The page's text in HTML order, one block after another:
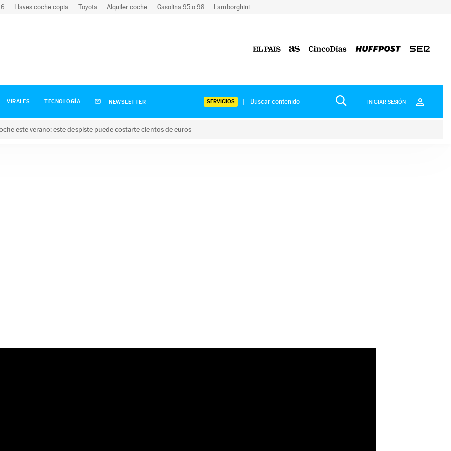
Llaves coche copia Toyota Alquiler coche Gasolina 95 o 98 Lamborghini
VIRALES TECNOLOGÍA NEWSLETTER SERVICIOS INICIAR SESIÓN
este verano: este despiste puede costarte cientos de euros